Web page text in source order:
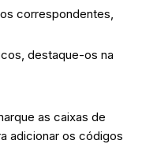
correspondentes,
destaque-os na
as caixas de
adicionar os códigos